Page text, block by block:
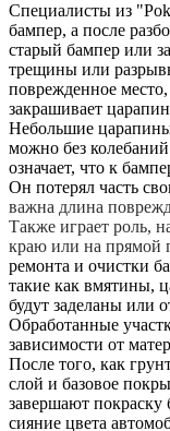
Специалисты из
бампер, а после
старый бампер или
трещины или
поврежденное
закрашивает
Небольшие
можно без
означает, что к
Он потерял часть
важна длина
Также играет роль,
краю или на прямой
ремонта и очистки
такие как вмятины,
будут заделаны или
Обработанные
зависимости от
После того, как
слой и базовое
завершают покраску
сияние цвета